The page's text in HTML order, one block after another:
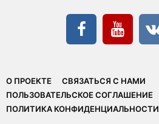
О ПРОЕКТЕ
СВЯЗАТЬСЯ С НАМИ
ПОЛЬЗОВАТЕЛЬСКОЕ СОГЛАШЕНИЕ
ПОЛИТИКА КОНФИДЕНЦИАЛЬНОСТИ